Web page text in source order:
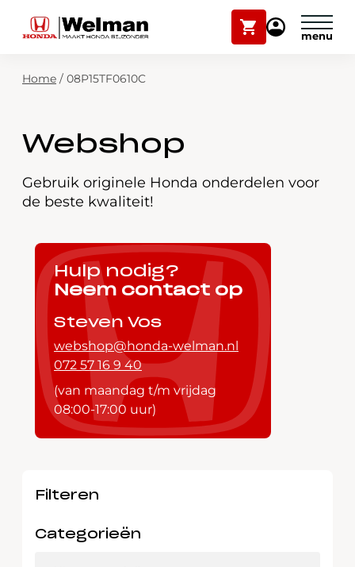
Winkelwagen
Mijn
Modellen
Over ons
Webshop
Contact
Zoekfunctie
Plan onderhoud
Mijn Honda Welman
Home / 08P15TF0610C
Webshop
Gebruik originele Honda onderdelen voor
de beste kwaliteit!
Hulp nodig?
Neem contact op
Steven Vos
webshop@honda-welman.nl
072 57 16 9 40
(van maandag t/m vrijdag
08:00-17:00 uur)
Filteren
Categorieën